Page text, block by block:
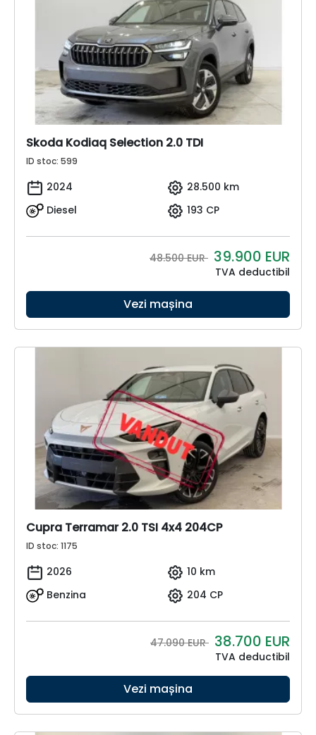
Skoda Kodiaq Selection 2.0 TDI
ID stoc: 599
2024
28.500 km
Diesel
193 CP
48.500 EUR 39.900 EUR
TVA deductibil
Vezi mașina
Cupra Terramar 2.0 TSI 4x4 204CP
ID stoc: 1175
2026
10 km
Benzina
204 CP
47.090 EUR 38.700 EUR
TVA deductibil
Vezi mașina